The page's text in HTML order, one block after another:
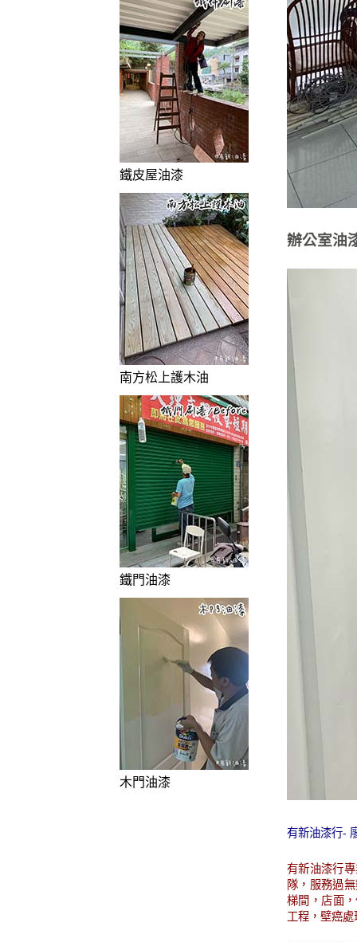
鐵皮屋油漆
南方松上護木油
鐵門油漆
木門油漆
辦公室油
有新油漆行-
有新油漆行
隊，服務過
梯間，店面
工程，壁癌